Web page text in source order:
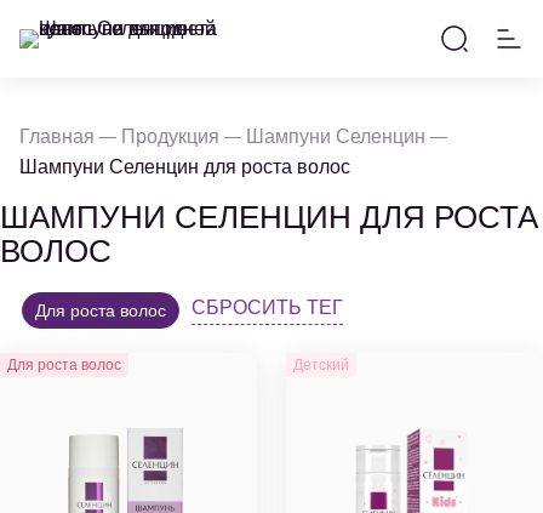
Главная Продукция
Шампуни Селенцин
Шампуни Селенцин для роста волос
ШАМПУНИ СЕЛЕНЦИН ДЛЯ РОСТА
ВОЛОС
Для роста волос СБРОСИТЬ ТЕГ
Для роста волос Детский